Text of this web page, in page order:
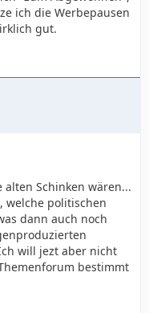
ich die Werbepausen
gut.
alten Schinken wären...
welche politischen
dann auch noch
will jezt aber nicht
bestimmt